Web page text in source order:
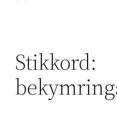
Stikkord: